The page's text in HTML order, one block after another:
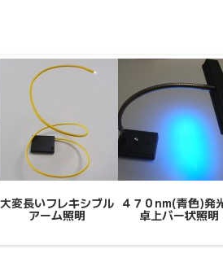
大変長いフレキシブル
アーム照明
４７０nm(青色)発
卓上バー状照明